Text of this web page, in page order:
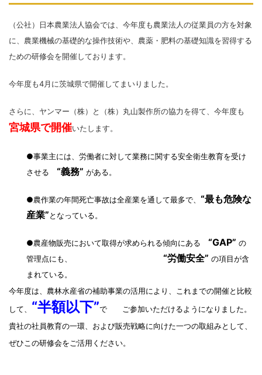
（公社）日本農業法人協会では、今年度も農業法人の従業員の方を対象
に、農業機械の基礎的な操作技術や、農薬・肥料の基礎知識を習得する
ための研修会を開催しております。
今年度も4月に茨城県で開催してまいりました。
さらに、ヤンマー（株）と（株）丸山製作所の協力を得て、 今年度も
宮城県で開催いたします。
●事業主には、労働者に対して業務に関する安全衛生教育を受け
させる “義務” がある。
●農作業の年間死亡事故は全産業を通して最多で、 “最も危険な
産業”となっている。
●農産物販売において取得が求められる傾向にある “GAP” の
管理点にも、 “労働安全” の項目が含
まれている。
今年度は、農林水産省の補助事業の活用により、これまでの開催と比較
して、 “半額以下”で ご参加いただけるようになりました。
貴社の社員教育の一環、および販売戦略に向けた一つの取組みとして、
ぜひこの研修会をご活用ください。